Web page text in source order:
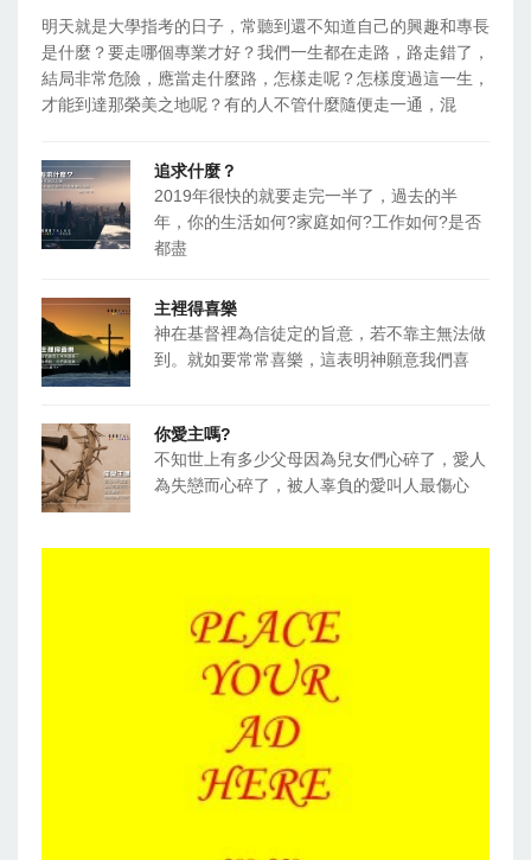
明天就是大學指考的日子，常聽到還不知道自己的興趣和專長
是什麼？要走哪個專業才好？我們一生都在走路，路走錯了，
結局非常危險，應當走什麼路，怎樣走呢？怎樣度過這一生，
才能到達那榮美之地呢？有的人不管什麼隨便走一通，混
追求什麼？
2019年很快的就要走完一半了，過去的半
年，你的生活如何?家庭如何?工作如何?是否
都盡
主裡得喜樂
神在基督裡為信徒定的旨意，若不靠主無法做
到。就如要常常喜樂，這表明神願意我們喜
你愛主嗎?
不知世上有多少父母因為兒女們心碎了，愛人
為失戀而心碎了，被人辜負的愛叫人最傷心